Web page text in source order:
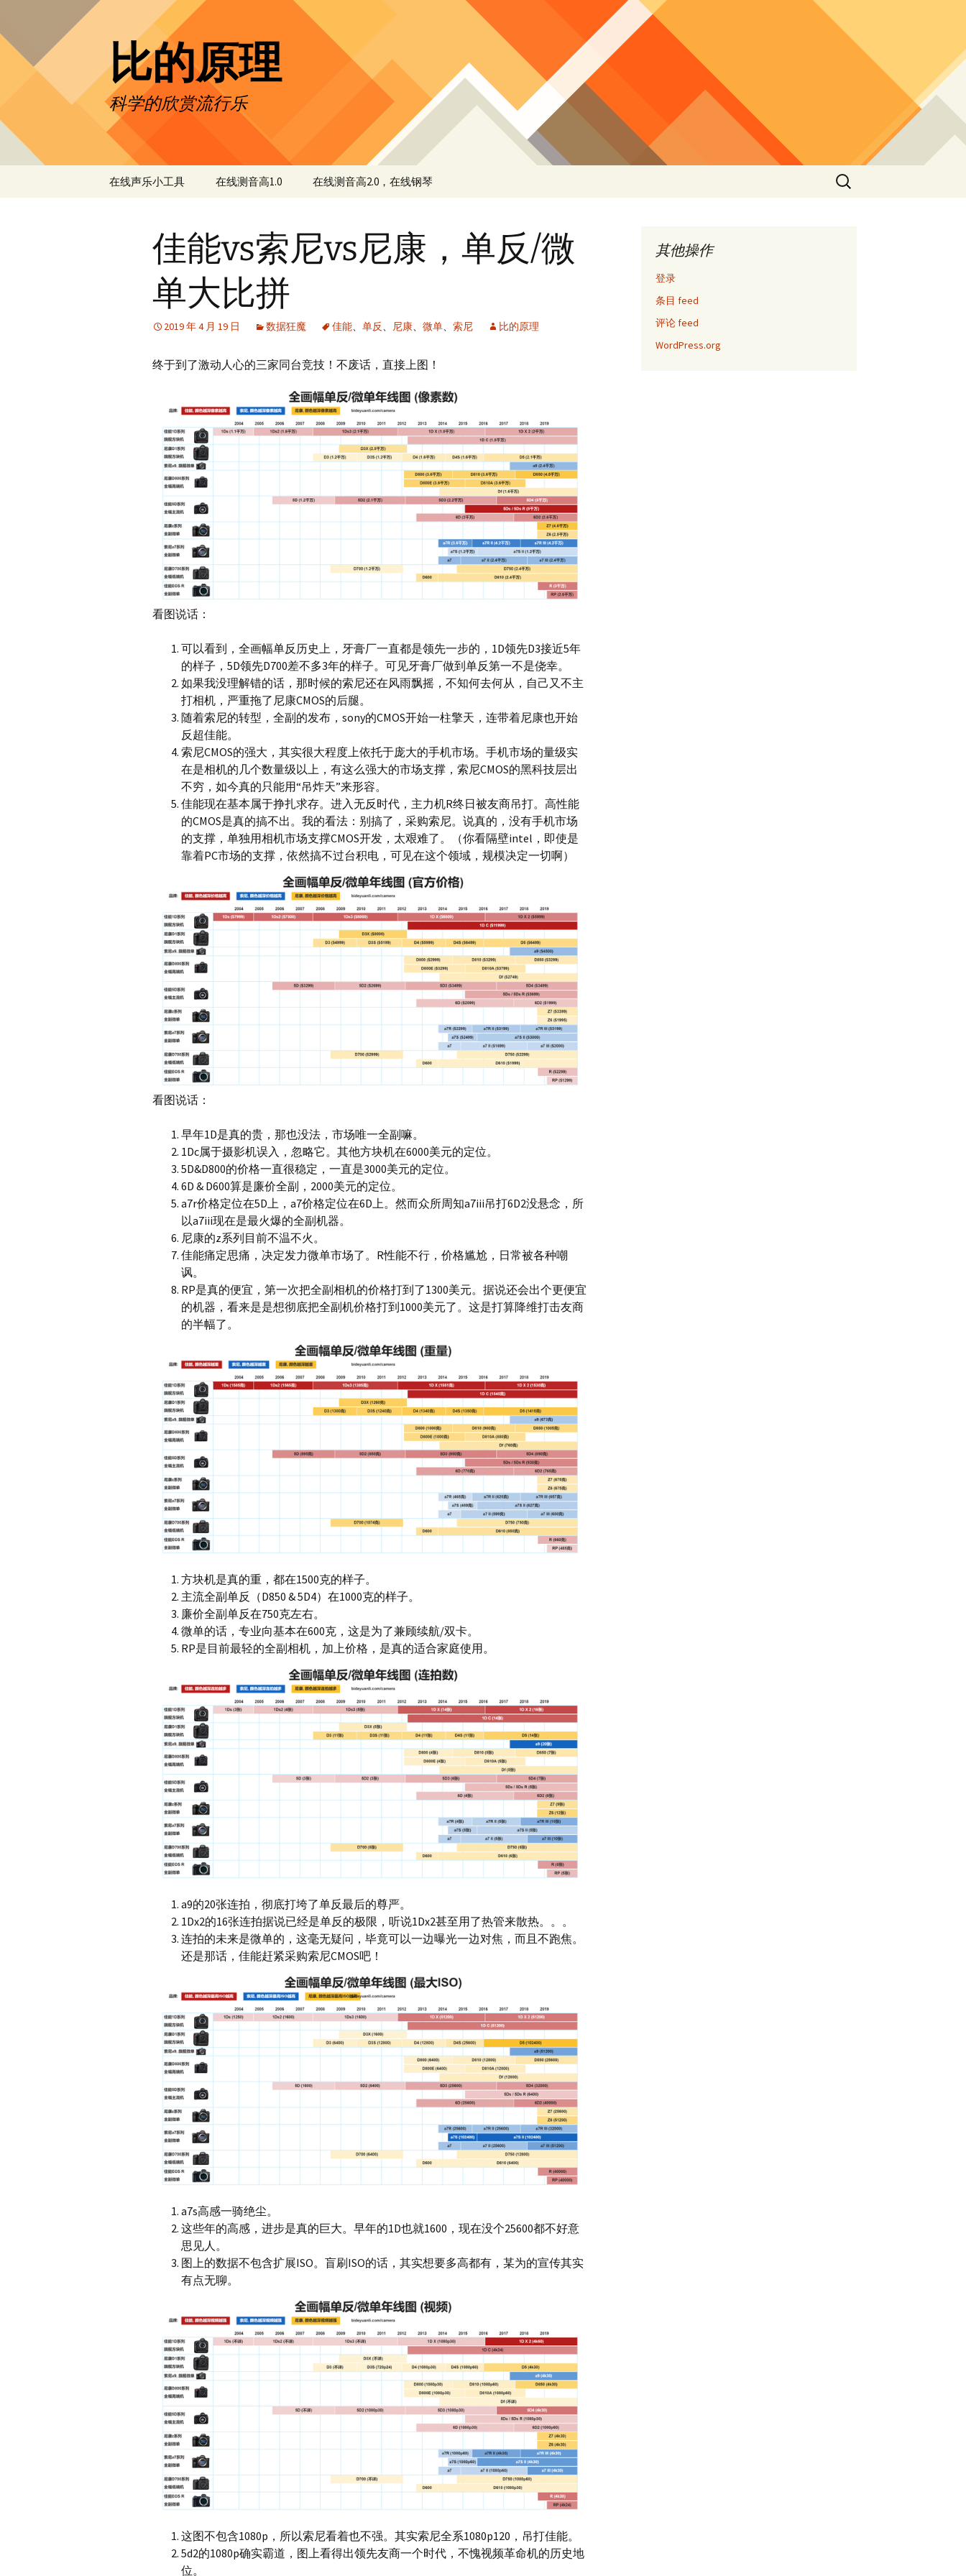
正
比的原理
科学的欣赏流行乐
在线声乐小工具
声乐名词解读
【暗黑4】技能模拟器
比的原理在SG
在线测音高1.0 在线测音高2.0，在线钢琴
搜
索：
佳能vs索尼vs尼康，单反/微
单大比拼
2019 年 4 月 19 日 数据狂魔 佳能、 单反、 尼康、 微单、 索尼 比的原理
终于到了激动人心的三家同台竞技！不废话，直接上图！
看图说话：
可以看到，全画幅单反历史上，牙膏厂一直都是领先一步的，1D领先D3接近5年
的样子，5D领先D700差不多3年的样子。可见牙膏厂做到单反第一不是侥幸。
如果我没理解错的话，那时候的索尼还在风雨飘摇，不知何去何从，自己又不主
打相机，严重拖了尼康CMOS的后腿。
随着索尼的转型，全副的发布，sony的CMOS开始一柱擎天，连带着尼康也开始
反超佳能。
索尼CMOS的强大，其实很大程度上依托于庞大的手机市场。手机市场的量级实
在是相机的几个数量级以上，有这么强大的市场支撑，索尼CMOS的黑科技层出
不穷，如今真的只能用“吊炸天”来形容。
佳能现在基本属于挣扎求存。进入无反时代，主力机R终日被友商吊打。高性能
的CMOS是真的搞不出。我的看法：别搞了，采购索尼。说真的，没有手机市场
的支撑，单独用相机市场支撑CMOS开发，太艰难了。（你看隔壁intel，即使是
靠着PC市场的支撑，依然搞不过台积电，可见在这个领域，规模决定一切啊）
看图说话：
早年1D是真的贵，那也没法，市场唯一全副嘛。
1Dc属于摄影机误入，忽略它。其他方块机在6000美元的定位。
5D&D800的价格一直很稳定，一直是3000美元的定位。
6D & D600算是廉价全副，2000美元的定位。
a7r价格定位在5D上，a7价格定位在6D上。然而众所周知a7iii吊打6D2没悬念，所
以a7iii现在是最火爆的全副机器。
尼康的z系列目前不温不火。
佳能痛定思痛，决定发力微单市场了。R性能不行，价格尴尬，日常被各种嘲
讽。
RP是真的便宜，第一次把全副相机的价格打到了1300美元。据说还会出个更便宜
的机器，看来是是想彻底把全副机价格打到1000美元了。这是打算降维打击友商
的半幅了。
方块机是真的重，都在1500克的样子。
主流全副单反（D850 & 5D4）在1000克的样子。
廉价全副单反在750克左右。
微单的话，专业向基本在600克，这是为了兼顾续航/双卡。
RP是目前最轻的全副相机，加上价格，是真的适合家庭使用。
a9的20张连拍，彻底打垮了单反最后的尊严。
1Dx2的16张连拍据说已经是单反的极限，听说1Dx2甚至用了热管来散热。。。
连拍的未来是微单的，这毫无疑问，毕竟可以一边曝光一边对焦，而且不跑焦。
还是那话，佳能赶紧采购索尼CMOS吧！
a7s高感一骑绝尘。
这些年的高感，进步是真的巨大。早年的1D也就1600，现在没个25600都不好意
思见人。
图上的数据不包含扩展ISO。盲刷ISO的话，其实想要多高都有，某为的宣传其实
有点无聊。
这图不包含1080p，所以索尼看着也不强。其实索尼全系1080p120，吊打佳能。
5d2的1080p确实霸道，图上看得出领先友商一个时代，不愧视频革命机的历史地
位。
其他操作
登录
条目 feed
评论 feed
WordPress.org